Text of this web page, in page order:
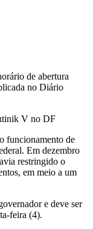
de abertura
no Diário
V no DF
funcionamento de
Em dezembro
restringido o
em meio a um
e deve ser
feira (4).